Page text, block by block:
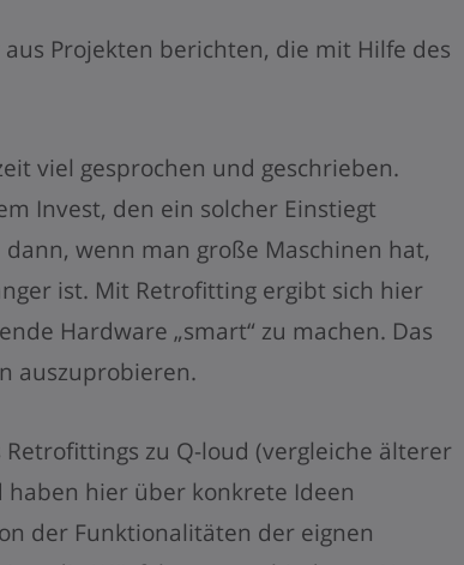
Projekten berichten, die mit Hilfe des
viel gesprochen und geschrieben.
Invest, den ein solcher Einstiegt
wenn man große Maschinen hat,
ist. Mit Retrofitting ergibt sich hier
Hardware „smart“ zu machen. Das
auszuprobieren.
zu Q-loud (vergleiche älterer
haben hier über konkrete Ideen
der Funktionalitäten der eignen